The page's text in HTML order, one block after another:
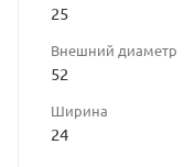
25
Внешний диаметр
52
Ширина
24